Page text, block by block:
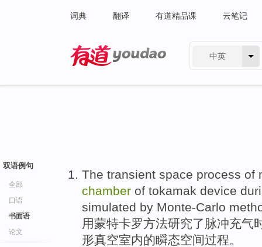
词典 翻译 有道精品课 云笔记
中英
双语例句
全部
口语
书面语
论文
The transient space process of
chamber of tokamak device
simulated by Monte-Carlo
用蒙特卡罗方法研究了 脉冲充气
形真空室内的瞬态空间过程。